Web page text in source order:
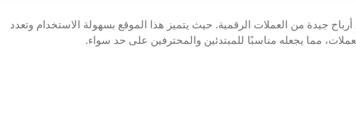
جيدة من العملات الرقمية. حيث يتميز هذا الموقع بسهولة الاستخدام وتعدد
مما يجعله مناسبًا للمبتدئين والمحترفين على حد سواء.